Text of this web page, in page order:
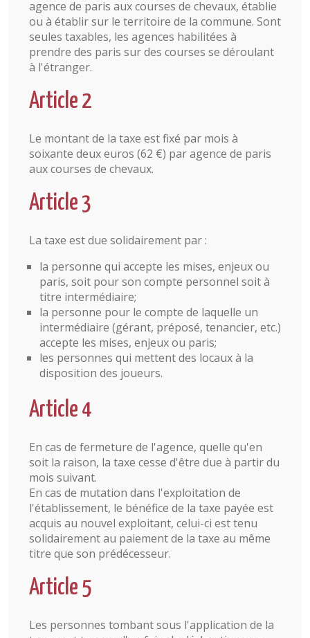
agence de paris aux courses de chevaux, établie
ou à établir sur le territoire de la commune. Sont
seules taxables, les agences habilitées à
prendre des paris sur des courses se déroulant
à l'étranger.
Article 2
Le montant de la taxe est fixé par mois à
soixante deux euros (62 €) par agence de paris
aux courses de chevaux.
Article 3
La taxe est due solidairement par :
la personne qui accepte les mises, enjeux ou
paris, soit pour son compte personnel soit à
titre intermédiaire;
la personne pour le compte de laquelle un
intermédiaire (gérant, préposé, tenancier, etc.)
accepte les mises, enjeux ou paris;
les personnes qui mettent des locaux à la
disposition des joueurs.
Article 4
En cas de fermeture de l'agence, quelle qu'en
soit la raison, la taxe cesse d'être due à partir du
mois suivant.
En cas de mutation dans l'exploitation de
l'établissement, le bénéfice de la taxe payée est
acquis au nouvel exploitant, celui-ci est tenu
solidairement au paiement de la taxe au même
titre que son prédécesseur.
Article 5
Les personnes tombant sous l'application de la